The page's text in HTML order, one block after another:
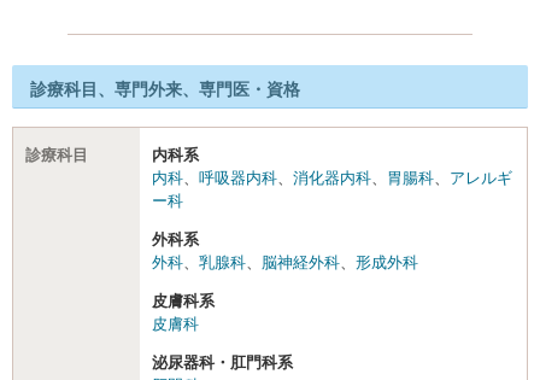
診療科目、専門外来、専門医・資格
診療科目
内科系
内科、 呼吸器内科、 消化器内科、 胃腸科、 アレルギ
ー科
外科系
外科、 乳腺科、 脳神経外科、 形成外科
皮膚科系
皮膚科
泌尿器科・肛門科系